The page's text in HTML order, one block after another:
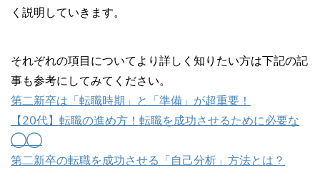
く説明していきます。
それぞれの項目についてより詳しく知りたい方は下記の記
事も参考にしてみてください。
第二新卒は「転職時期」と「準備」が超重要！
【20代】転職の進め方！転職を成功させるために必要な
◯◯
第二新卒の転職を成功させる「自己分析」方法とは？